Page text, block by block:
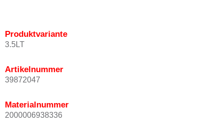
Produktvariante
3.5LT
Artikelnummer
39872047
Materialnummer
2000006938336